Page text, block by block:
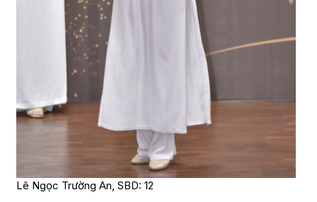
Lê Ngọc Trường An, SBD: 12